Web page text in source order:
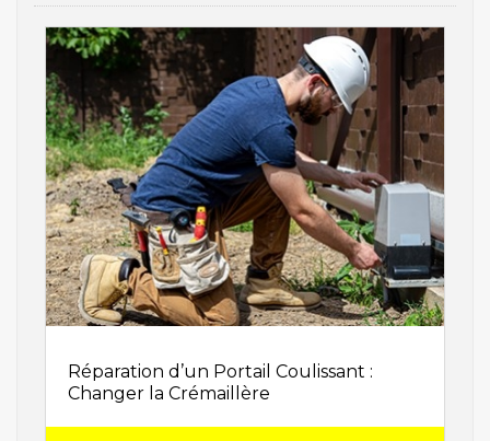
Réparation d’un Portail Coulissant :
Changer la Crémaillère